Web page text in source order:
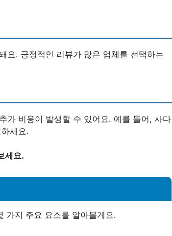
요. 긍정적인 리뷰가 많은 업체를 선택하는
가 비용이 발생할 수 있어요. 예를 들어, 사다
세요.
세요.
가지 주요 요소를 알아볼게요.